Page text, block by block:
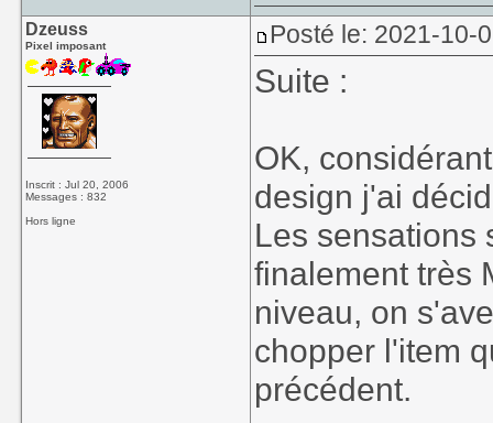
Dzeuss
Pixel imposant
Inscrit : Jul 20, 2006
Messages : 832
Hors ligne
Posté le: 2021-10-
Suite :
OK,
design j'ai
Les sensations
finalement très
niveau, on
chopper l'item
précédent.